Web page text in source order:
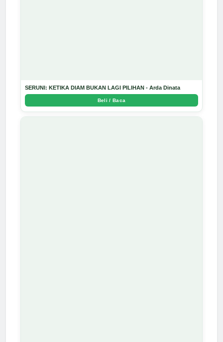
SERUNI: KETIKA DIAM BUKAN LAGI PILIHAN - Arda Dinata
Beli / Baca